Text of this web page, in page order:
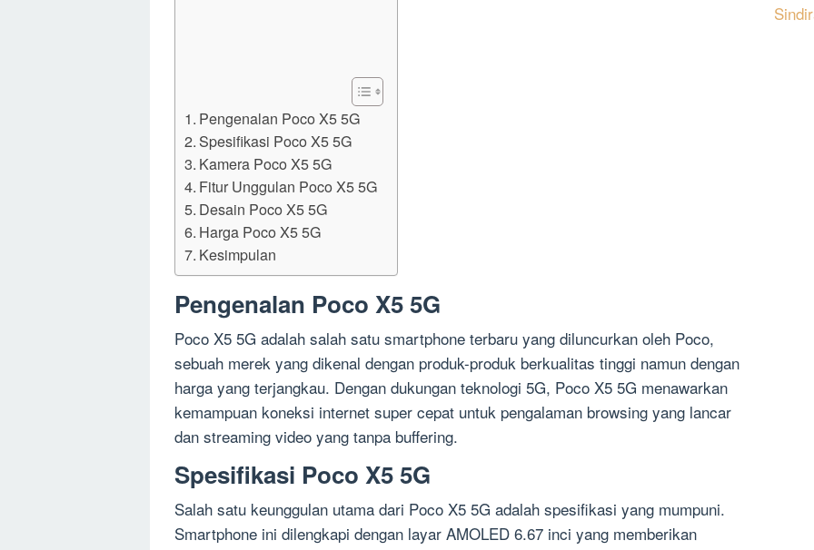
Pengenalan Poco X5 5G
Spesifikasi Poco X5 5G
Kamera Poco X5 5G
Fitur Unggulan Poco X5 5G
Desain Poco X5 5G
Harga Poco X5 5G
Kesimpulan
Pengenalan Poco X5 5G
Poco X5 5G adalah salah satu smartphone terbaru yang diluncurkan oleh Poco,
sebuah merek yang dikenal dengan produk-produk berkualitas tinggi namun dengan
harga yang terjangkau. Dengan dukungan teknologi 5G, Poco X5 5G menawarkan
kemampuan koneksi internet super cepat untuk pengalaman browsing yang lancar
dan streaming video yang tanpa buffering.
Spesifikasi Poco X5 5G
Salah satu keunggulan utama dari Poco X5 5G adalah spesifikasi yang mumpuni.
Smartphone ini dilengkapi dengan layar AMOLED 6.67 inci yang memberikan